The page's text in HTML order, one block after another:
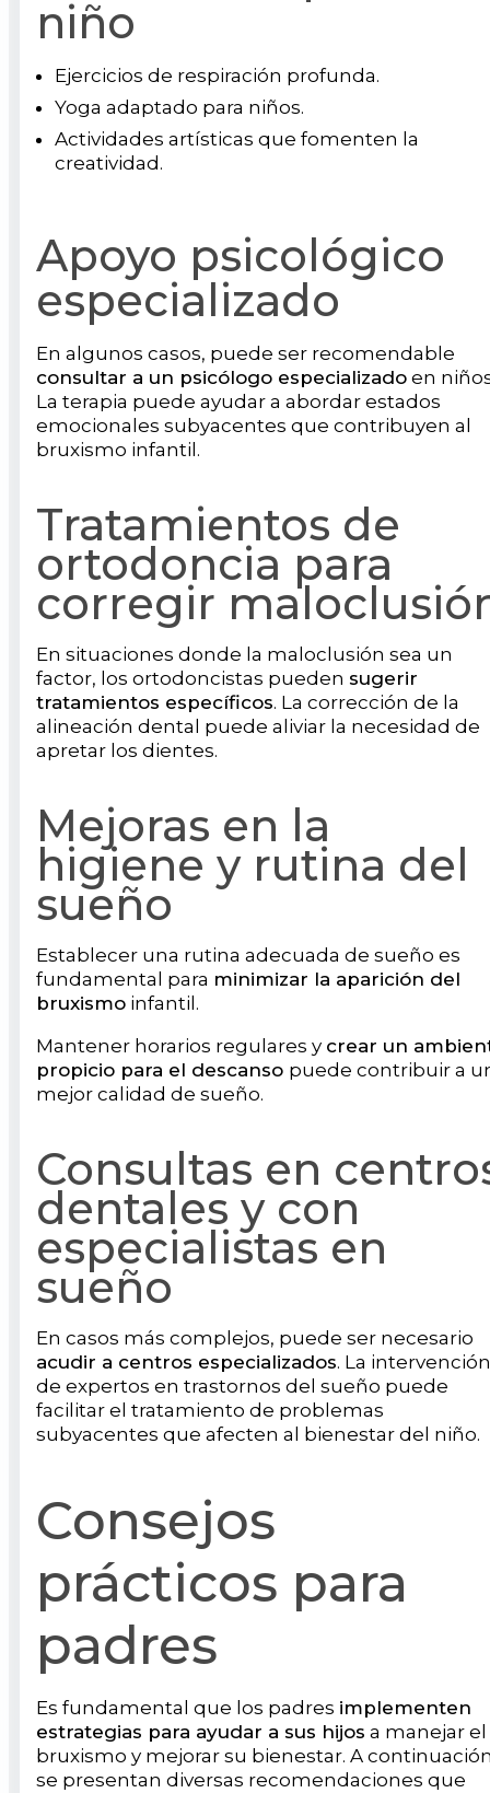
niño
Ejercicios de respiración profunda.
Yoga adaptado para niños.
Actividades artísticas que fomenten la
creatividad.
Apoyo psicológico
especializado
En algunos casos, puede ser recomendable
consultar a un psicólogo especializado en
La terapia puede ayudar a abordar estados
emocionales subyacentes que contribuyen al
bruxismo infantil.
Tratamientos de
ortodoncia para
corregir
En situaciones donde la maloclusión sea un
factor, los ortodoncistas pueden sugerir
tratamientos específicos. La corrección de la
alineación dental puede aliviar la necesidad de
apretar los dientes.
Mejoras en la
higiene y rutina del
sueño
Establecer una rutina adecuada de sueño es
fundamental para minimizar la aparición del
bruxismo infantil.
Mantener horarios regulares y crear un
propicio para el descanso puede contribuir a
mejor calidad de sueño.
Consultas en
dentales y con
especialistas en
sueño
En casos más complejos, puede ser necesario
acudir a centros especializados. La intervención
de expertos en trastornos del sueño puede
facilitar el tratamiento de problemas
subyacentes que afecten al bienestar del niño.
Consejos
prácticos para
padres
Es fundamental que los padres implementen
estrategias para ayudar a sus hijos a manejar el
bruxismo y mejorar su bienestar. A
se presentan diversas recomendaciones que